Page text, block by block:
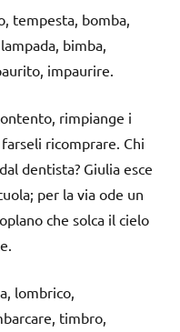
tempesta, bomba,
bimba,
impaurire.
rimpiange i
ricomprare. Chi
dentista? Giulia esce
per la via ode un
che solca il cielo
lombrico,
timbro,